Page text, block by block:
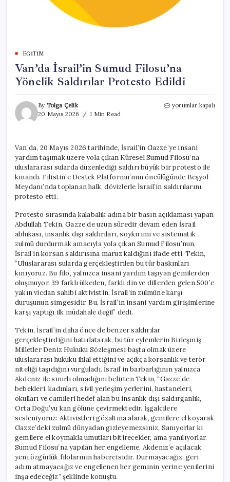
EĞITIM
Van’da İsrail’in Sumud Filosu’na
Yönelik Saldırılar Protesto Edildi
By Tolga Çelik
20 Mayıs 2026
1 Min Read
Van’da
Saldırılar
Protesto
Edildi
için
yorumlar kapalı
Van’da, 20 Mayıs 2026 tarihinde, İsrail’in Gazze’ye insani
yardım taşımak üzere yola çıkan Küresel Sumud Filosu’na
uluslararası sularda düzenlediği saldırı büyük bir protesto ile
kınandı. Filistin’e Destek Platformu’nun öncülüğünde Beşyol
Meydanı’nda toplanan halk, dövizlerle İsrail’in saldırılarını
protesto etti.
Protesto sırasında kalabalık adına bir basın açıklaması yapan
Abdullah Tekin, Gazze’de uzun süredir devam eden İsrail
ablukası, insanlık dışı saldırıları, soykırımı ve sistematik
zulmü durdurmak amacıyla yola çıkan Sumud Filosu’nun,
İsrail’in korsan saldırısına maruz kaldığını ifade etti. Tekin,
“Uluslararası sularda gerçekleştirilen bu tür baskınları
kınıyoruz. Bu filo, yalnızca insani yardım taşıyan gemilerden
oluşmuyor. 39 farklı ülkeden, farklı din ve dillerden gelen 500’e
yakın vicdan sahibi aktivistin, İsrail’in zulmüne karşı
duruşunun simgesidir. Bu, İsrail’in insani yardım girişimlerine
karşı yaptığı ilk müdahale değil” dedi.
Tekin, İsrail’in daha önce de benzer saldırılar
gerçekleştirdiğini hatırlatarak, bu tür eylemlerin Birleşmiş
Milletler Deniz Hukuku Sözleşmesi başta olmak üzere
uluslararası hukuku ihlal ettiğini ve açıkça korsanlık ve terör
niteliği taşıdığını vurguladı. İsrail’in barbarlığının yalnızca
Akdeniz ile sınırlı olmadığını belirten Tekin, “Gazze’de
bebekleri, kadınları, sivil yerleşim yerlerini, hastaneleri,
okulları ve camileri hedef alan bu insanlık dışı saldırganlık,
Orta Doğu’yu kan gölüne çevirmektedir. İşgalcilere
sesleniyoruz: Aktivistleri gözaltına alarak, gemilere el koyarak
Gazze’deki zulmü dünyadan gizleyemezsiniz. Sanıyorlar ki
gemilere el koymakla umutları bitirecekler, ama yanılıyorlar.
Sumud Filosu’na yapılan her engelleme, Akdeniz’e açılacak
yeni özgürlük filolarının habercisidir. Durmayacağız, geri
adım atmayacağız ve engellenen her geminin yerine yenilerini
inşa edeceğiz” şeklinde konuştu.